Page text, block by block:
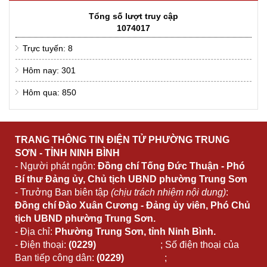
Tổng số lượt truy cập
1074017
Trực tuyến: 8
Hôm nay: 301
Hôm qua: 850
TRANG THÔNG TIN ĐIỆN TỬ PHƯỜNG TRUNG
SƠN - TỈNH NINH BÌNH
- Người phát ngôn: Đồng chí Tống Đức Thuận - Phó
Bí thư Đảng ủy, Chủ tịch UBND phường Trung Sơn
- Trưởng Ban biên tập (chịu trách nhiệm nội dung):
Đồng chí Đào Xuân Cương - Đảng ủy viên, Phó Chủ
tịch UBND phường Trung Sơn.
- Địa chỉ: Phường Trung Sơn, tỉnh Ninh Bình.
- Điện thoại: (0229) ; Số điện thoại của
Ban tiếp công dân: (0229) ;